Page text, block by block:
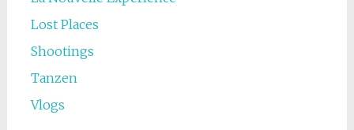
Lost Places
Shootings
Tanzen
Vlogs